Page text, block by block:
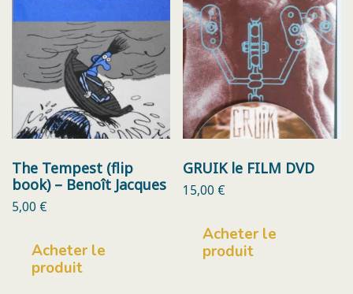
The Tempest (flip
book) – Benoît Jacques
5,00 €
Acheter le
produit
GRUIK le FILM DVD
15,00 €
Acheter le
produit